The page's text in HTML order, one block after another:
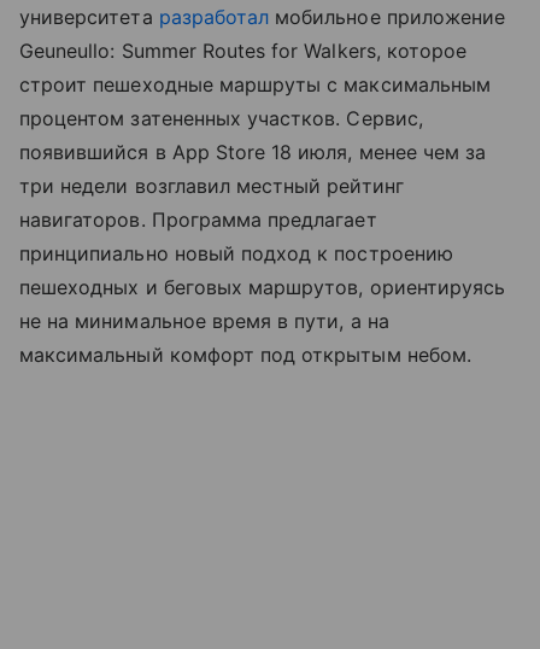
университета разработал мобильное приложение
Geuneullo: Summer Routes for Walkers, которое
строит пешеходные маршруты с максимальным
процентом затененных участков. Сервис,
появившийся в App Store 18 июля, менее чем за
три недели возглавил местный рейтинг
навигаторов. Программа предлагает
принципиально новый подход к построению
пешеходных и беговых маршрутов, ориентируясь
не на минимальное время в пути, а на
максимальный комфорт под открытым небом.